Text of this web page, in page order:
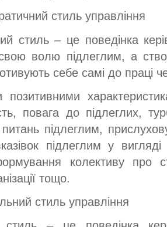
стиль управління
стиль – це поведінка
свою волю підлеглим, а
себе самі до праці
повага до підлеглих,
підлеглим,
підлеглим у
колективу про
тощо.
стиль управління